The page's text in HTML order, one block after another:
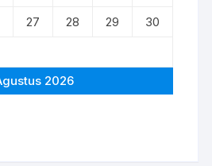
2026
27 28 29
30